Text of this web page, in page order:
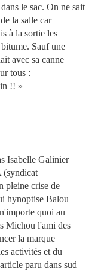
le sac. On ne sait
la salle car
à la sortie les
Sauf une
avec sa canne
tous :
!! »
Isabelle Galinier
(syndicat
pleine crise de
hynoptise Balou
quoi au
Michou l'ami des
la marque
activités et du
paru dans sud